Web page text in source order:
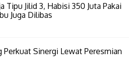
Tipu Jilid 3, Habisi 350 Juta Pakai
Juga Dilibas
Perkuat Sinergi Lewat Peresmian